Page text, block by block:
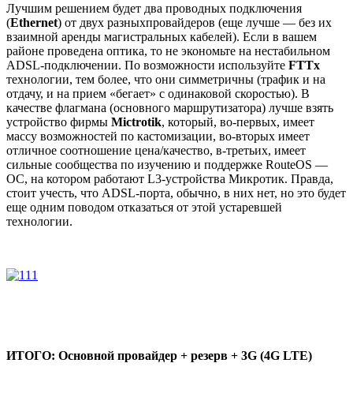
Лучшим решением будет два проводных подключения
(Ethernet) от двух разныхпровайдеров (еще лучше — без их
взаимной аренды магистральных кабелей). Если в вашем
районе проведена оптика, то не экономьте на нестабильном
ADSL-подключении. По возможности используйте FTTx
технологии, тем более, что они симметричны (трафик и на
отдачу, и на прием «бегает» с одинаковой скоростью). В
качестве флагмана (основного маршрутизатора) лучше взять
устройство фирмы Mictrotik, который, во-первых, имеет
массу возможностей по кастомизации, во-вторых имеет
отличное соотношение цена/качество, в-третьих, имеет
сильные сообщества по изучению и поддержке RouteOS —
ОС, на котором работают L3-устройства Микротик. Правда,
стоит учесть, что ADSL-порта, обычно, в них нет, но это будет
еще одним поводом отказаться от этой устаревшей
технологии.
ИТОГО: Основной провайдер + резерв + 3G (4G LTE)